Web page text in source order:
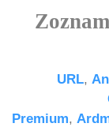
URL,
Premium,